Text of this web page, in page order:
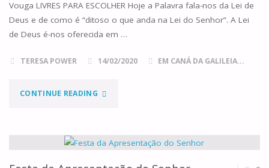
A"
Vouga LIVRES PARA ESCOLHER Hoje a Palavra fala-nos da Lei de
Deus e de como é “ditoso o que anda na Lei do Senhor”. A Lei
de Deus é-nos oferecida em …
TERESA POWER 14/02/2020 EM CANÁ DA GALILEIA...
CONTINUE READING"DOMINGO
DO
TEMPO